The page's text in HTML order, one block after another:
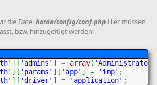
die Dateihorde/config/conf.php.Hier müssen
bzw. hinzugefügt werden:
] [ 'admins' ] = array( 'Administrator'
] [ 'params' ] [ 'app' ] = 'imp' ;
] [ 'driver' ] = 'application' ;